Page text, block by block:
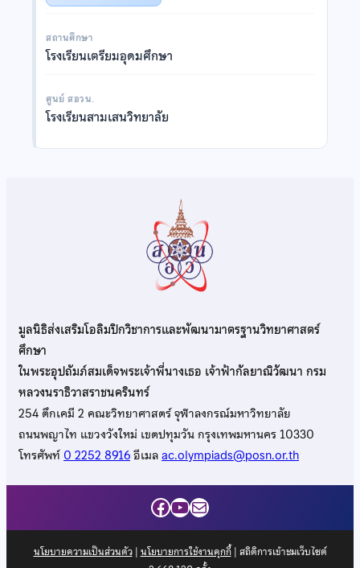
สถานศึกษา
โรงเรียนเตรียมอุดมศึกษา
ศูนย์ สอวน.
โรงเรียนสามเสนวิทยาลัย
มูลนิธิส่งเสริมโอลิมปิกวิชาการและพัฒนามาตรฐานวิทยาศาสตร์
ศึกษา
ในพระอุปถัมภ์สมเด็จพระเจ้าพี่นางเธอ เจ้าฟ้ากัลยาณิวัฒนา กรม
หลวงนราธิวาสราชนครินทร์
254 ตึกเคมี 2 คณะวิทยาศาสตร์ จุฬาลงกรณ์มหาวิทยาลัย
ถนนพญาไท แขวงวังใหม่ เขตปทุมวัน กรุงเทพมหานคร 10330
โทรศัพท์0 2252 8916อีเมลac.olympiads@posn.or.th
Facebook
YouTube
Mail
นโยบายความเป็นส่วนตัว| นโยบายการใช้งานคุกกี้| สถิติการเข้าชมเว็บไซต์